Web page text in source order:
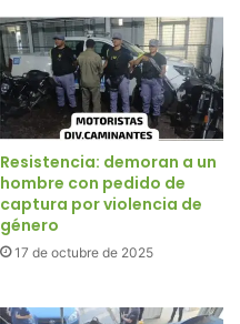
Resistencia: demoran a un
hombre con pedido de
captura por violencia de
género
17 de octubre de 2025